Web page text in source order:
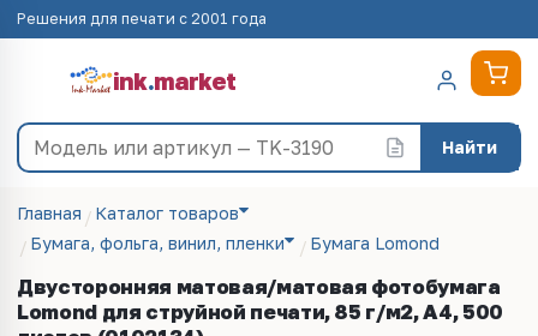
Решения для печати с 2001 года
ink.market
Найти
Главная
Каталог товаров
Бумага, фольга, винил, пленки
Бумага Lomond
Двусторонняя матовая/матовая фотобумага
Lomond для струйной печати, 85 г/м2, А4, 500